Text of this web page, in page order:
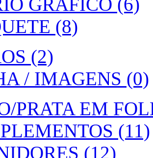
(8)
(2)
/ IMAGENS (0)
PRATA EM
(11)
(12)